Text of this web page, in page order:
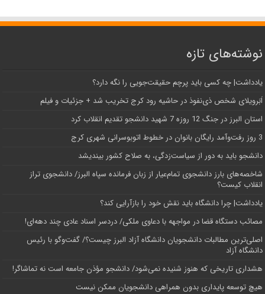
نوشته‌های تازه
یادداشت| ‌چه کسی باید پرچم حقیقت‌جویی را نگه دارد؟
اَبَر‌ویلای شخص ذی‌نفوذ در حاشیه‌ رود کرج تخریب شد + جزئیات و فیلم
استان البرز در جنگ 12 روزه 7 شهید دانشجو تقدیم انقلاب کرد
3 روز رفت‌وآمد رایگان بانوان در خطوط اتوبوسرانی شهری کرج
دانشجو باید به دور از سیاست‌زدگی، به صلاح کشور بیندیشد
شاخصه‌های بارز دانشجوی تمام‌عیار از زبان فرمانده سپاه البرز/ دانشجوی تراز
انقلاب کیست؟
یادداشت| چرا دانشگاه باید نقش خود را بازآرایی کند؟
مصائب دستگاه قضا در مواجهه با دعاوی ملکی/ دردسر اسناد عادی چند‌ دهه‌ای!
اصلی‌ترین مطالبات دانشجویان دانشگاه آزاد البرز چیست؟/ گفت‌وگو با رئیس
دانشگاه آز‌اد
هشداری تاریخی که هنوز شنیده نمی‌شود/ دانشجو مؤذن جامعه است نه تماشاگر!
هیچ توسعه پایداری بدون همراهی دانشجویان ممکن نیست